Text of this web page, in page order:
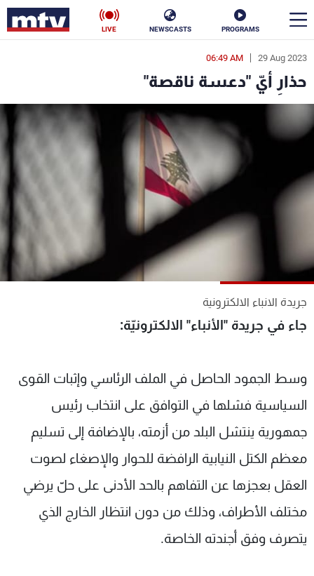
PROGRAMS
NEWSCASTS
LIVE
29 Aug 2023
06:49 AM
حذارِ أيّ "دعسة ناقصة"
جريدة الانباء الالكترونية
جاء في جريدة "الأنباء" الالكترونيّة:
وسط الجمود الحاصل في الملف الرئاسي وإثبات القوى
السياسية فشلها في التوافق على انتخاب رئيس
جمهورية ينتشل البلد من أزمته، بالإضافة إلى تسليم
معظم الكتل النيابية الرافضة للحوار والإصغاء لصوت
العقل بعجزها عن التفاهم بالحد الأدنى على حلّ يرضي
مختلف الأطراف، وذلك من دون انتظار الخارج الذي
يتصرف وفق أجندته الخاصة.
en
الأخبار
سياسة ناس
فن
منوعات رياضة
كأس العالم
جدول البرامج
شاهد البرامج
الإنـتـاج
تواصل معنا
شروط الإسـتخدام
سياسة الخصوصية